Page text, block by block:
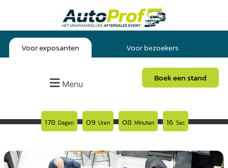
Voor exposanten Voor bezoekers
Menu
Boek een stand
178 Dagen 09 Uren 08 Minuten 14 Sec